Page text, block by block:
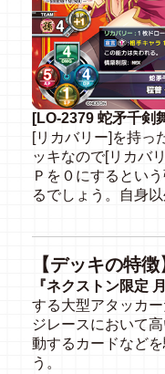
[LO-2379 蛇矛千剣
[リカバリー]を持っ
ッキなので[リカバ
Ｐを０にするとい
るでしょう。自身
【デッキの特徴
『ネクストン限定
する大型アタッカ
ジレースにおいて
動するカードなど
う。